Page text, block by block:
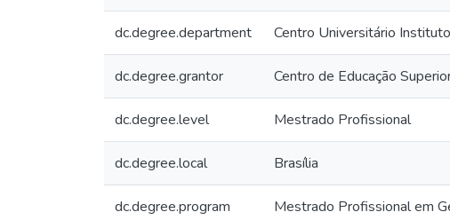
dc.degree.department Centro Universitário
dc.degree.grantor Centro de Educação
dc.degree.level Mestrado Profissional
dc.degree.local Brasília
dc.degree.program Mestrado Profissional em